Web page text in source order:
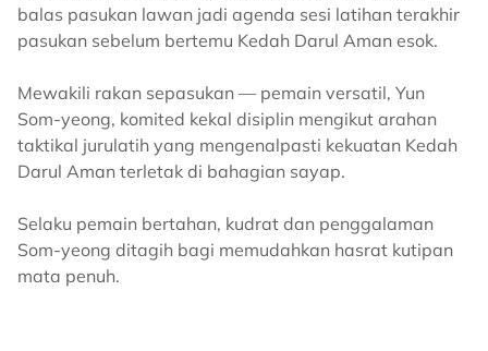
balas pasukan lawan jadi agenda sesi latihan terakhir
pasukan sebelum bertemu Kedah Darul Aman esok.
Mewakili rakan sepasukan — pemain versatil, Yun
Som-yeong, komited kekal disiplin mengikut arahan
taktikal jurulatih yang mengenalpasti kekuatan Kedah
Darul Aman terletak di bahagian sayap.
Selaku pemain bertahan, kudrat dan penggalaman
Som-yeong ditagih bagi memudahkan hasrat kutipan
mata penuh.